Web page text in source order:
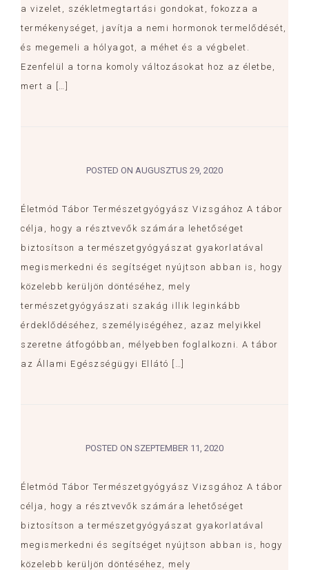
a vizelet, székletmegtartási gondokat, fokozza a
termékenységet, javítja a nemi hormonok termelődését,
és megemeli a hólyagot, a méhet és a végbelet.
Ezenfelül a torna komoly változásokat hoz az életbe,
mert a […]
POSTED ON AUGUSZTUS 29, 2020
Életmód Tábor Természetgyógyász Vizsgához A tábor
célja, hogy a résztvevők számára lehetőséget
biztosítson a természetgyógyászat gyakorlatával
megismerkedni és segítséget nyújtson abban is, hogy
közelebb kerüljön döntéséhez, mely
természetgyógyászati szakág illik leginkább
érdeklődéséhez, személyiségéhez, azaz melyikkel
szeretne átfogóbban, mélyebben foglalkozni. A tábor
az Állami Egészségügyi Ellátó […]
POSTED ON SZEPTEMBER 11, 2020
Életmód Tábor Természetgyógyász Vizsgához A tábor
célja, hogy a résztvevők számára lehetőséget
biztosítson a természetgyógyászat gyakorlatával
megismerkedni és segítséget nyújtson abban is, hogy
közelebb kerüljön döntéséhez, mely